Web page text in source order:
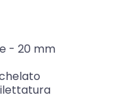
- 20 mm